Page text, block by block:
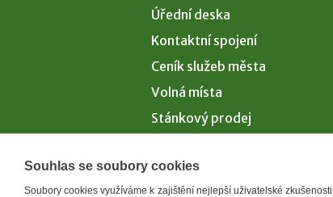
Úřední deska
Kontaktní spojení
Ceník služeb města
Volná místa
Stánkový prodej
Souhlas se soubory cookies
Soubory cookies využíváme k zajištění nejlepší uživatelské